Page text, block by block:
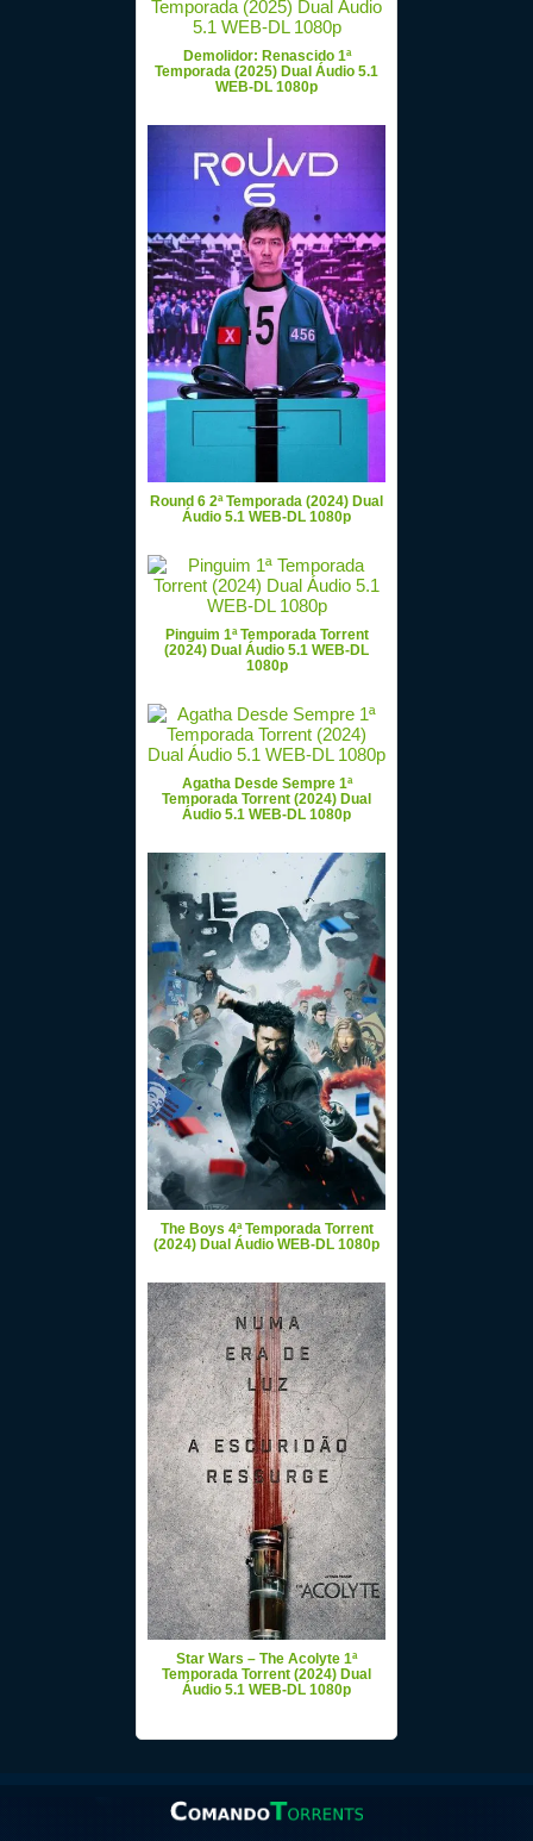
Demolidor: Renascido 1ª
Temporada (2025) Dual Áudio 5.1
WEB-DL 1080p
Round 6 2ª Temporada (2024) Dual
Áudio 5.1 WEB-DL 1080p
Pinguim 1ª Temporada Torrent
(2024) Dual Áudio 5.1 WEB-DL
1080p
Agatha Desde Sempre 1ª
Temporada Torrent (2024) Dual
Áudio 5.1 WEB-DL 1080p
The Boys 4ª Temporada Torrent
(2024) Dual Áudio WEB-DL 1080p
Star Wars – The Acolyte 1ª
Temporada Torrent (2024) Dual
Áudio 5.1 WEB-DL 1080p